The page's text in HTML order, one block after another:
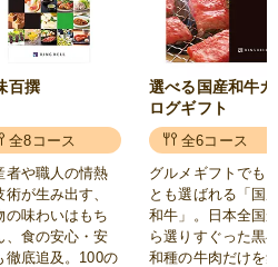
百撰
全8コース
者や職人の情熱
術が生み出す、
の味わいはもち
、食の安心・安
徹底追及。100の
選べる国産和牛カ
ログギフト
全6コース
グルメギフトでも
とも選ばれる「国
和牛」。日本全国
ら選りすぐった黒
和種の牛肉だけを